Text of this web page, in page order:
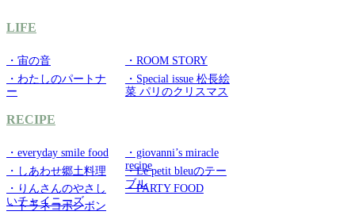
LIFE
・宙の音
・ROOM STORY
・わたしのパートナ
ー
・Special issue 松長絵
菜 パリのクリスマス
RECIPE
・everyday smile food
・giovanni’s miracle
recipe
・しあわせ郷土料理
・Le petit bleuのテー
ブル
・りんさんのやさし
いチャイニーズ
・PARTY FOOD
・トラネコボンボン